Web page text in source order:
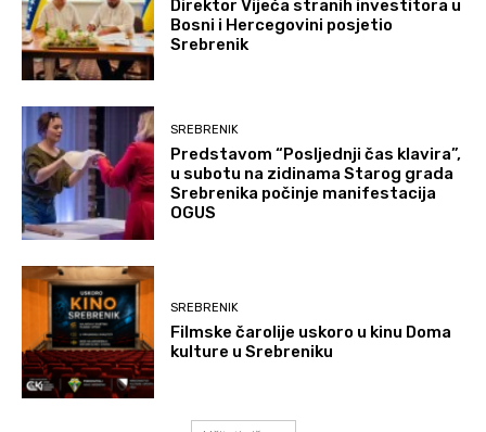
Direktor Vijeća stranih investitora u
Bosni i Hercegovini posjetio
Srebrenik
SREBRENIK
Predstavom “Posljednji čas klavira”,
u subotu na zidinama Starog grada
Srebrenika počinje manifestacija
OGUS
SREBRENIK
Filmske čarolije uskoro u kinu Doma
kulture u Srebreniku